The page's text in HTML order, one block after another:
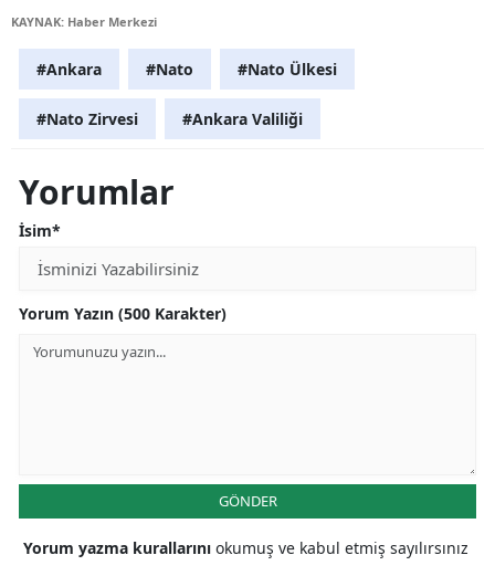
KAYNAK: Haber Merkezi
#Ankara #Nato #Nato Ülkesi
#Nato Zirvesi #Ankara Valiliği
Yorumlar
İsim*
Yorum Yazın (500 Karakter)
GÖNDER
Yorum yazma kurallarını okumuş ve kabul etmiş sayılırsınız